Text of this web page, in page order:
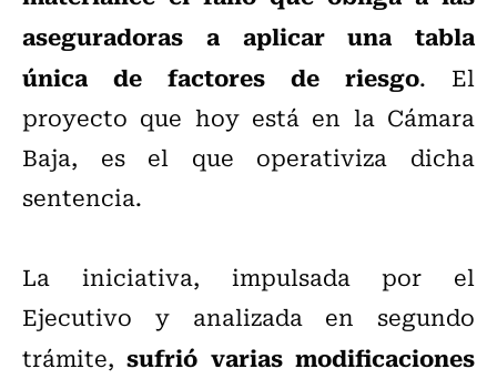
aseguradoras a aplicar una tabla
única de factores de riesgo. El
proyecto que hoy está en la Cámara
Baja, es el que operativiza dicha
sentencia.
La iniciativa, impulsada por el
Ejecutivo y analizada en segundo
trámite,sufrió varias modificaciones